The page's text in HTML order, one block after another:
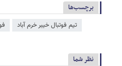
برچسب‌ها
تیم فوتبال خیبر خرم آباد
نظر شما